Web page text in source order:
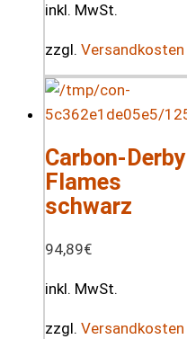
inkl. MwSt.
zzgl. Versandkosten
Carbon-Derby
Flames
schwarz
94,89€
inkl. MwSt.
zzgl. Versandkosten